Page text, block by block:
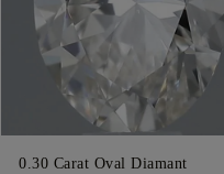
0.30 Carat Oval Diamant